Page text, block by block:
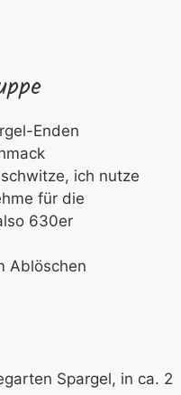
Enden
ich nutze
für die
630er
Ablöschen
Spargel, in ca. 2